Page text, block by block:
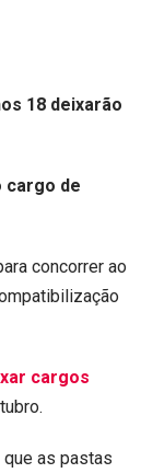
18 deixarão
cargo de
concorrer ao
cargos
que as pastas